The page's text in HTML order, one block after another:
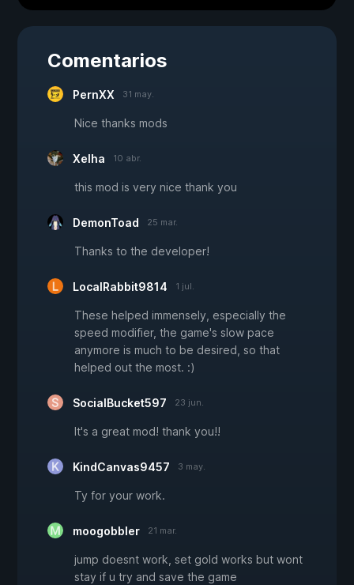
Comentarios
PernXX 31 may.
Nice thanks mods
Xelha 10 abr.
this mod is very nice thank you
DemonToad 25 mar.
Thanks to the developer!
LocalRabbit9814 1 jul.
These helped immensely, especially the
speed modifier, the game's slow pace
anymore is much to be desired, so that
helped out the most. :)
SocialBucket597 23 jun.
It's a great mod! thank you!!
KindCanvas9457 3 may.
Ty for your work.
moogobbler 21 mar.
jump doesnt work, set gold works but wont
stay if u try and save the game